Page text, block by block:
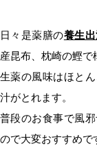
日々是薬膳の養生
産昆布、枕崎の鰹で
生薬の風味はほと
汁がとれます。
普段のお食事で風
ので大変おすすめで